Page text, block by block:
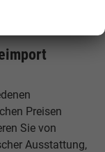
Preisen
Sie von
Ausstattung,